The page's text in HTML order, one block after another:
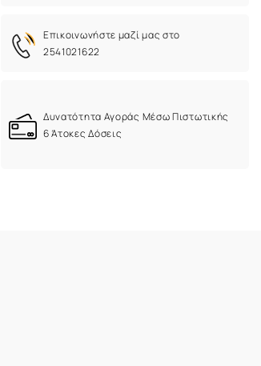
Eπικοινωνήστε μαζί μας στο
2541021622
Δυνατότητα Αγοράς Μέσω Πιστωτικής
6 Άτοκες Δόσεις